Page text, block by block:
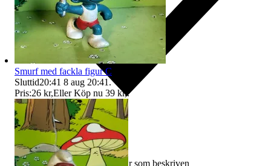
Ersättning om varan inte är som beskriven
Smurf med fackla figur C
Sluttid20:41 8 aug 20:41 .
Pris:26 kr,Eller Köp nu 39 kr,.